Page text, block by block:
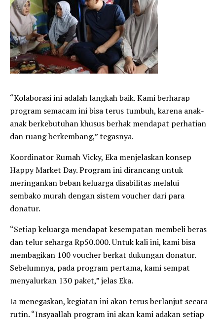
“Kolaborasi ini adalah langkah baik. Kami berharap
program semacam ini bisa terus tumbuh, karena anak-
anak berkebutuhan khusus berhak mendapat perhatian
dan ruang berkembang,” tegasnya.
Koordinator Rumah Vicky, Eka menjelaskan konsep
Happy Market Day. Program ini dirancang untuk
meringankan beban keluarga disabilitas melalui
sembako murah dengan sistem voucher dari para
donatur.
“Setiap keluarga mendapat kesempatan membeli beras
dan telur seharga Rp50.000. Untuk kali ini, kami bisa
membagikan 100 voucher berkat dukungan donatur.
Sebelumnya, pada program pertama, kami sempat
menyalurkan 130 paket,” jelas Eka.
Ia menegaskan, kegiatan ini akan terus berlanjut secara
rutin. “Insyaallah program ini akan kami adakan setiap